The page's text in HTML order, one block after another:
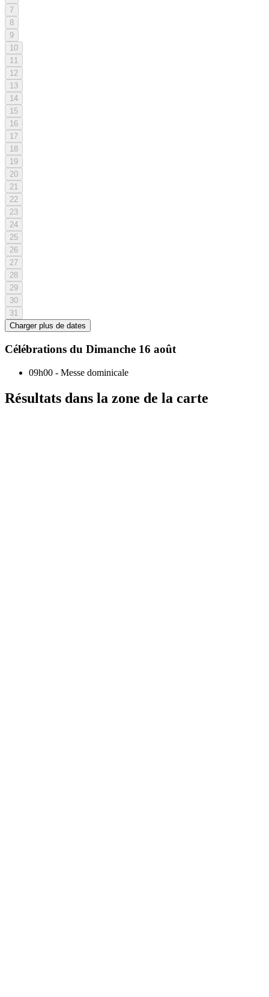
7
8
9
10
11
12
13
14
15
16
17
18
19
20
21
22
23
24
25
26
27
28
29
30
31
Charger plus de dates
Célébrations du Dimanche 16 août
09h00 - Messe dominicale
Résultats dans la zone de la carte